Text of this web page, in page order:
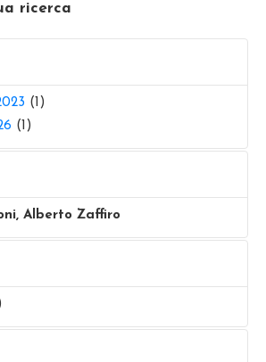
ricerca
(1)
(1)
Alberto Zaffiro